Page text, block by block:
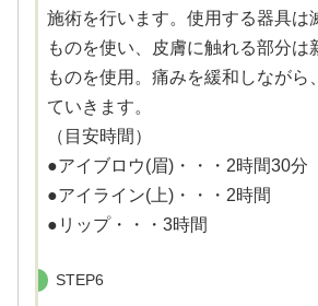
施術を行います。使用する器具は
ものを使い、皮膚に触れる部分は
ものを使用。痛みを緩和しながら
ていきます。
（目安時間）
●アイブロウ(眉)・・・2時間30分
●アイライン(上)・・・2時間
●リップ・・・3時間
STEP6